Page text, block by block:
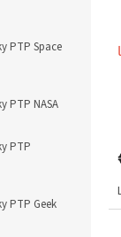
PTP Space
PTP NASA
PTP
PTP Geek